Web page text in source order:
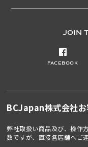
JOIN
Facebook
BCJapan株式会社
弊社取扱い商品及び、操作
数ですが、直接各店舗へご